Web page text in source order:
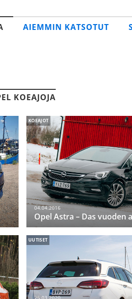
AIEMMIN KATSOTUT
KOEAJOJA
KOEAJOT
04.04.2016
Opel Astra – Das vuoden
UUTISET
25.03.2020